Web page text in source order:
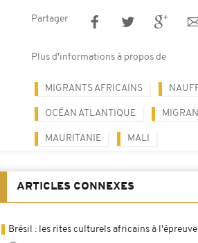
Partager
Plus d'informations à propos de
MIGRANTS AFRICAINS
OCÉAN ATLANTIQUE
MAURITANIE MALI
ARTICLES CONNEXES
Brésil : les rites culturels africains à